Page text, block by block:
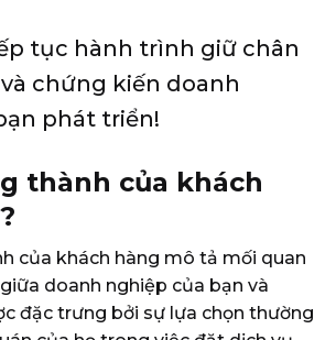
tục hành trình giữ chân
chứng kiến ​​doanh
phát triển!
thành của khách
của khách hàng mô tả mối quan
doanh nghiệp của bạn và
đặc trưng bởi sự lựa chọn thường